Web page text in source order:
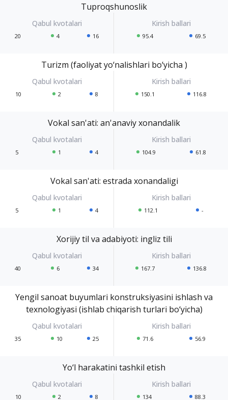
Tuproqshunoslik
20 4 16 95.4 69.5
Turizm (faoliyat yo‘nalishlari bo‘yicha )
10 2 8 150.1 116.8
Vokal san'ati: an'anaviy xonandalik
5 1 4 104.9 61.8
Vokal san'ati: estrada xonandaligi
5 1 4 112.1 -
Xorijiy til va adabiyoti: ingliz tili
40 6 34 167.7 136.8
Yengil sanoat buyumlari konstruksiyasini ishlash va
texnologiyasi (ishlab chiqarish turlari bo‘yicha)
35 10 25 71.6 56.9
Yo‘l harakatini tashkil etish
10 2 8 134 88.3